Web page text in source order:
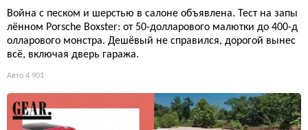
Война с песком и шерстью в салоне объявлена. Тест на запы
лённом Porsche Boxster: от 50-долларового малютки до 400-д
олларового монстра. Дешёвый не справился, дорогой вынес
всё, включая дверь гаража.
Авто 4 901